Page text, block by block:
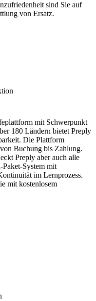
sind Sie auf
von Ersatz.
mit Schwerpunkt
180 Ländern bietet Preply
Die Plattform
Buchung bis Zahlung.
Preply aber auch alle
Paket-System mit
im Lernprozess.
mit kostenlosem